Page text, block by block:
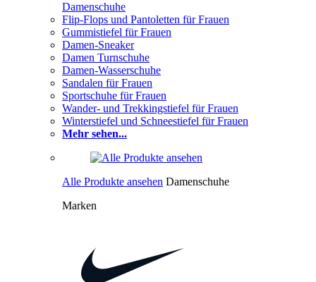
Damenschuhe
Flip-Flops und Pantoletten für Frauen
Gummistiefel für Frauen
Damen-Sneaker
Damen Turnschuhe
Damen-Wasserschuhe
Sandalen für Frauen
Sportschuhe für Frauen
Wander- und Trekkingstiefel für Frauen
Winterstiefel und Schneestiefel für Frauen
Mehr sehen...
Alle Produkte ansehen Damenschuhe
Marken